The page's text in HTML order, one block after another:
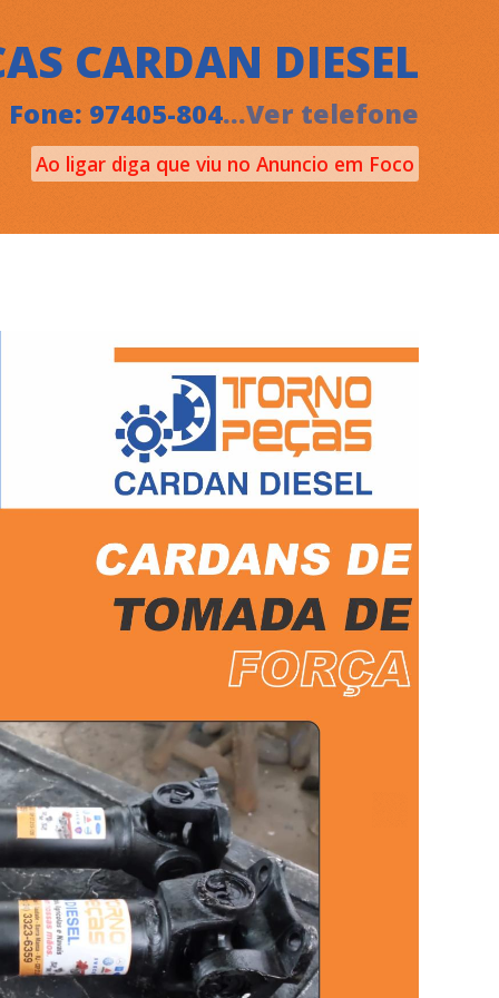
CARDAN DIESEL
Fone: 97405-804...Ver telefone
Ao ligar diga que viu no Anuncio em Foco